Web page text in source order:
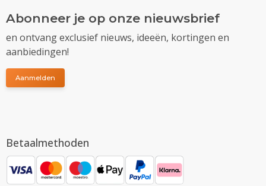
Abonneer je op onze nieuwsbrief
en ontvang exclusief nieuws, ideeën, kortingen en
aanbiedingen!
Aanmelden
Betaalmethoden